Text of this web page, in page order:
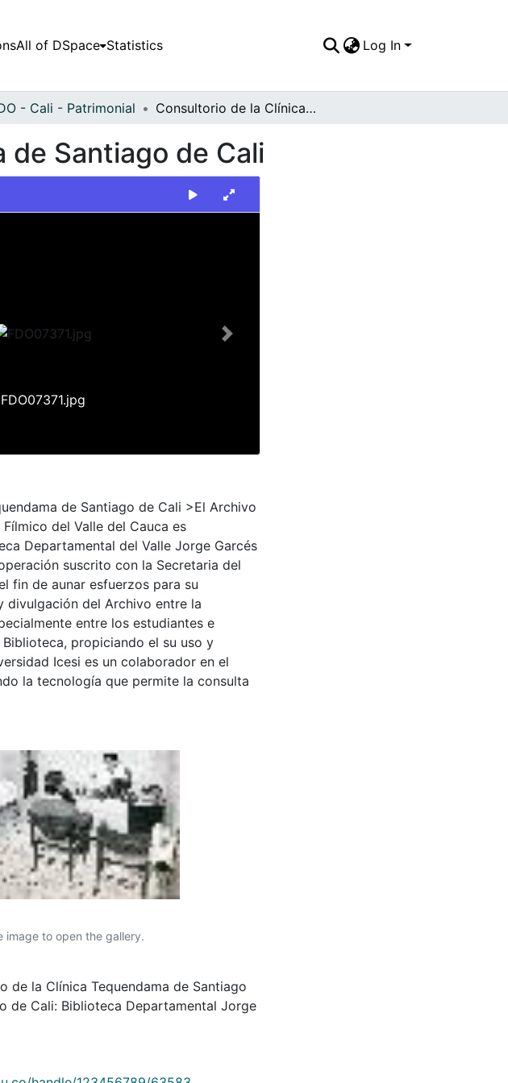
All of DSpace Statistics Log In
- Cali - Patrimonial Consultorio de la Clínica Tequendama de Santiago de Cali
de Santiago de Cali
FDO07371.jpg
Next
de Santiago de Cali >El Archivo
del Valle del Cauca es
Departamental del Valle Jorge Garcés
suscrito con la Secretaria del
fin de aunar esfuerzos para su
divulgación del Archivo entre la
entre los estudiantes e
propiciando el su uso y
Icesi es un colaborador en el
la tecnología que permite la consulta
image to open the gallery.
de la Clínica Tequendama de Santiago
de Cali: Biblioteca Departamental Jorge